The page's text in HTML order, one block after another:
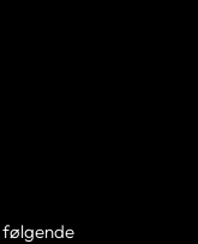
følgende